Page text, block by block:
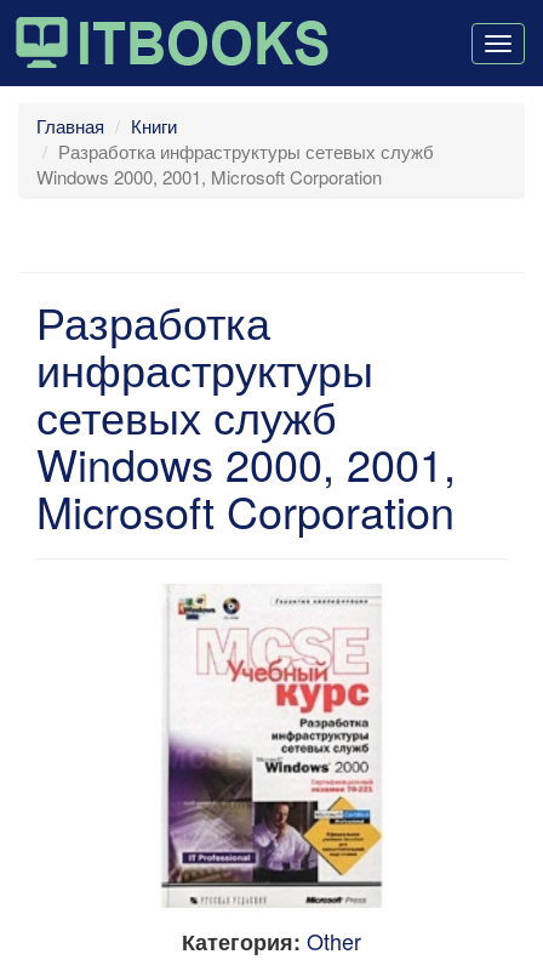
Главная
Книги
Разработка инфраструктуры сетевых служб
Windows 2000, 2001, Microsoft Corporation
Разработка
инфраструктуры
сетевых служб
Windows 2000, 2001,
Microsoft Corporation
Категория: Other